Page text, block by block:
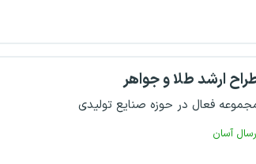
ارشد طلا و جواهر
فعال در حوزه صنایع تولیدی
آسان